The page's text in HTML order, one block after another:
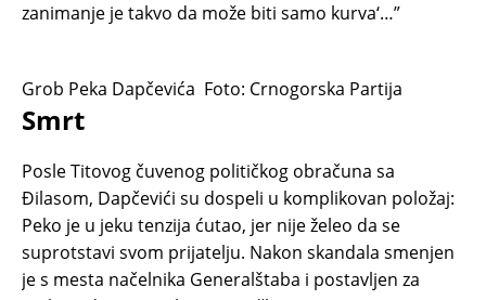
zanimanje je takvo da može biti samo kurva‘…”
Grob Peka Dapčevića Foto: Crnogorska Partija
Smrt
Posle Titovog čuvenog političkog obračuna sa
Đilasom, Dapčevići su dospeli u komplikovan položaj:
Peko je u jeku tenzija ćutao, jer nije želeo da se
suprotstavi svom prijatelju. Nakon skandala smenjen
je s mesta načelnika Generalštaba i postavljen za